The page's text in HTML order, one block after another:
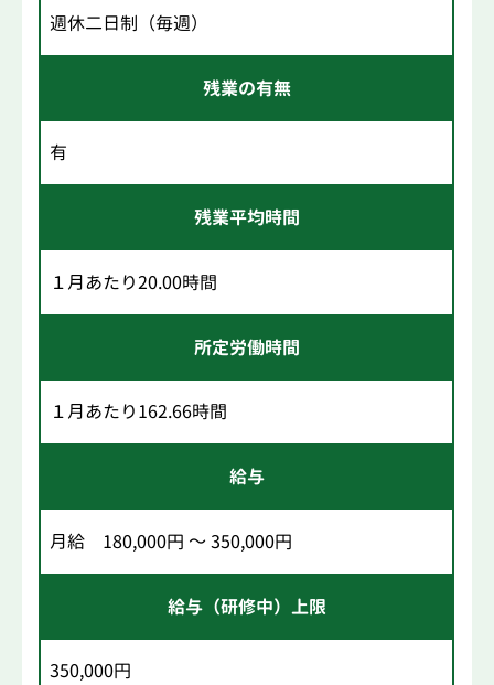
週休二日制（毎週）
残業の有無
有
残業平均時間
１月あたり20.00時間
所定労働時間
１月あたり162.66時間
給与
月給 180,000円 ～ 350,000円
給与（研修中）上限
350,000円